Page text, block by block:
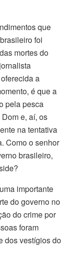
que
foi
mortes do
a
é que a
pela pesca
e, aí, os
na tentativa
Como o senhor
brasileiro,
importante
do governo no
do crime por
foram
dos vestígios do